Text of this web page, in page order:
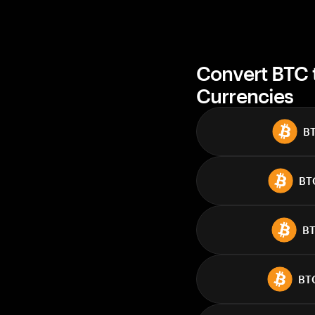
Convert
Currencies